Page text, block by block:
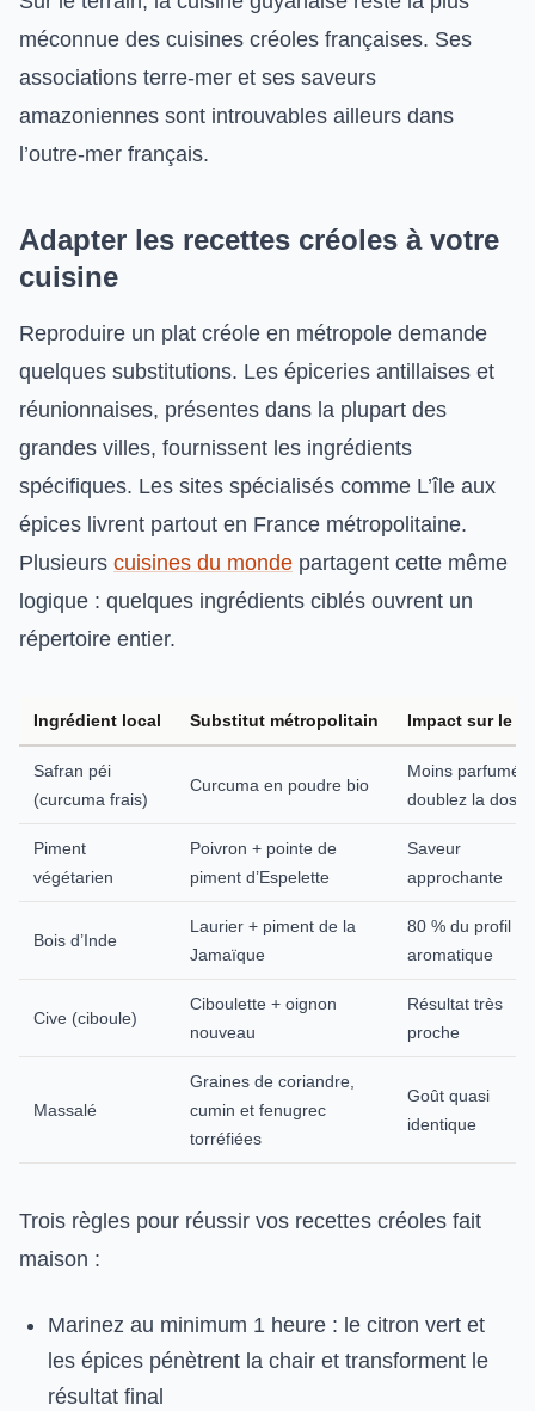
méconnue des cuisines créoles françaises. Ses
associations terre-mer et ses saveurs
amazoniennes sont introuvables ailleurs dans
l’outre-mer français.
Adapter les recettes créoles à votre
cuisine
Reproduire un plat créole en métropole demande
quelques substitutions. Les épiceries antillaises et
réunionnaises, présentes dans la plupart des
grandes villes, fournissent les ingrédients
spécifiques. Les sites spécialisés comme L’île aux
épices livrent partout en France métropolitaine.
Plusieurs cuisines du monde partagent cette même
logique : quelques ingrédients ciblés ouvrent un
répertoire entier.
Ingrédient local Substitut métropolitain Impact sur le
Safran péi
(curcuma frais)
Curcuma en poudre bio
Moins parfumé,
doublez la dose
Piment
végétarien
Poivron + pointe de
piment d’Espelette
Saveur
approchante
Bois d’Inde
Laurier + piment de la
Jamaïque
80 % du profil
aromatique
Cive (ciboule)
Ciboulette + oignon
nouveau
Résultat très
proche
Massalé
Graines de coriandre,
cumin et fenugrec
torréfiées
Goût quasi
identique
Trois règles pour réussir vos recettes créoles fait
maison :
Marinez au minimum 1 heure : le citron vert et
les épices pénètrent la chair et transforment le
résultat final